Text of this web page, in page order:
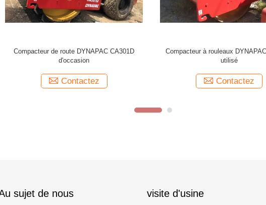
DYNAPAC CA301D rouleau utilisé avec
compresseur de pied de brebis
Contactez
Compacteur à rouleaux routiers
RAND SD-100D
Contactez
sujet de nous visite d'usine